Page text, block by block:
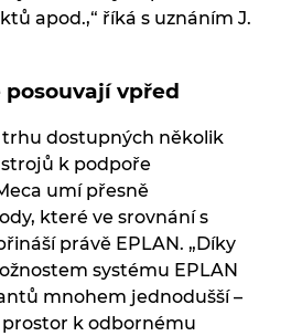
apod.,“ říká s uznáním J.
posouvají vpřed
trhu dostupných několik
k podpoře
umí přesně
které ve srovnání s
právě EPLAN. „Díky
systému EPLAN
mnohem jednodušší –
k odbornému